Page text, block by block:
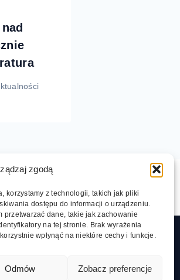
zgodą
korzystamy z technologii, takich jak pliki
dostępu do informacji o urządzeniu.
dane, takie jak zachowanie
na tej stronie. Brak wyrażenia
wpłynąć na niektóre cechy i funkcje.
Odmów Zobacz preferencje
nad morzem
dla dzieci Dziwnów 2023